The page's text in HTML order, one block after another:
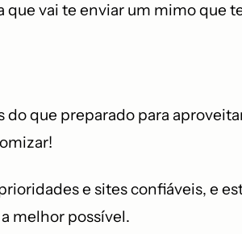
que vai te enviar um mimo que
do que preparado para
e sites confiáveis, e
melhor possível.